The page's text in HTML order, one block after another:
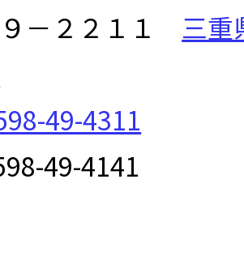
－２２１１ 三重
49-4311
49-4141